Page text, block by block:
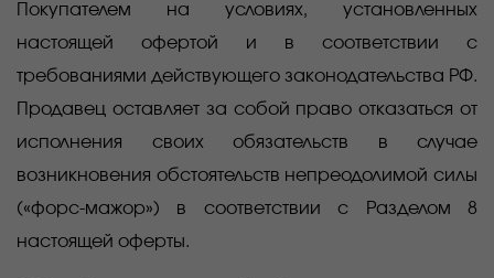
Покупателем на условиях, установленных
настоящей офертой и в соответствии с
требованиями действующего законодательства РФ.
Продавец оставляет за собой право отказаться от
исполнения своих обязательств в случае
возникновения обстоятельств непреодолимой силы
(«форс-мажор») в соответствии с Разделом 8
настоящей оферты.